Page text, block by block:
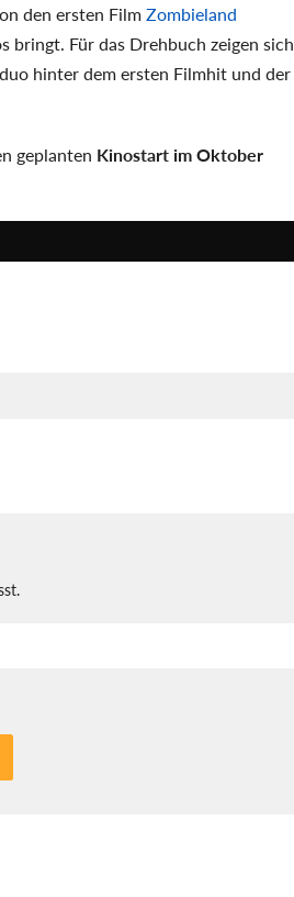
den ersten FilmZombieland
bringt. Für das Drehbuch zeigen sich
hinter dem ersten Filmhit und der
geplanten Kinostart im Oktober